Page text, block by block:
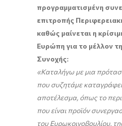
προγραμματισμένη
επιτροπής
καθώς μαίνεται η
Ευρώπη για το μέλλον
Συνοχής:
«Καταλήγω με μια
που συζητάμε
αποτέλεσμα, όπως το
που είναι προϊόν
του Ευρωκοινοβουλίου,